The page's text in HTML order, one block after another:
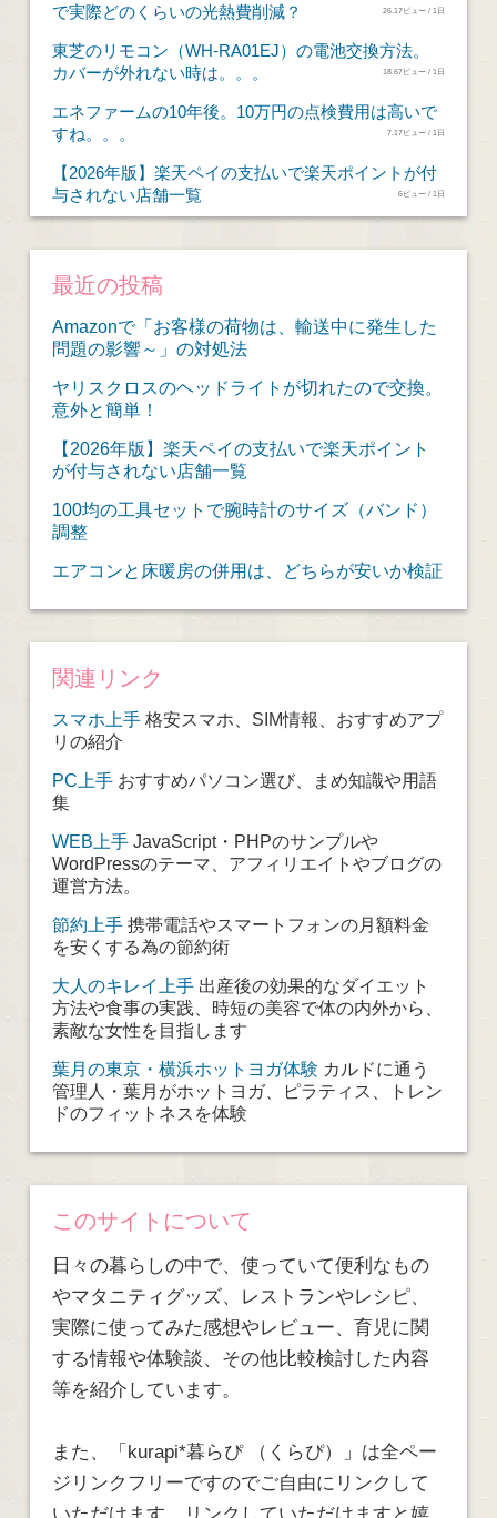
で実際どのくらいの光熱費削減？
26.17ビュー / 1日
東芝のリモコン（WH-RA01EJ）の電池交換方法。
カバーが外れない時は。。。
18.67ビュー / 1日
エネファームの10年後。10万円の点検費用は高いで
すね。。。
7.17ビュー / 1日
【2026年版】楽天ペイの支払いで楽天ポイントが付
与されない店舗一覧
6ビュー / 1日
最近の投稿
Amazonで「お客様の荷物は、輸送中に発生した
問題の影響～」の対処法
ヤリスクロスのヘッドライトが切れたので交換。
意外と簡単！
【2026年版】楽天ペイの支払いで楽天ポイント
が付与されない店舗一覧
100均の工具セットで腕時計のサイズ（バンド）
調整
エアコンと床暖房の併用は、どちらが安いか検証
関連リンク
スマホ上手格安スマホ、SIM情報、おすすめアプ
リの紹介
PC上手おすすめパソコン選び、まめ知識や用語
集
WEB上手JavaScript・PHPのサンプルや
WordPressのテーマ、アフィリエイトやブログの
運営方法。
節約上手携帯電話やスマートフォンの月額料金
を安くする為の節約術
大人のキレイ上手出産後の効果的なダイエット
方法や食事の実践、時短の美容で体の内外から、
素敵な女性を目指します
葉月の東京・横浜ホットヨガ体験 カルドに通う
管理人・葉月がホットヨガ、ピラティス、トレン
ドのフィットネスを体験
このサイトについて
日々の暮らしの中で、使っていて便利なもの
やマタニティグッズ、レストランやレシピ、
実際に使ってみた感想やレビュー、育児に関
する情報や体験談、その他比較検討した内容
等を紹介しています。
また、「kurapi*暮らぴ （くらぴ）」は全ペー
ジリンクフリーですのでご自由にリンクして
いただけます。リンクしていただけますと嬉